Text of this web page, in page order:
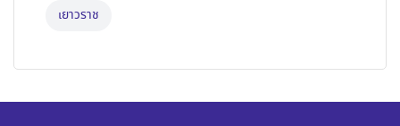
เยาวราช